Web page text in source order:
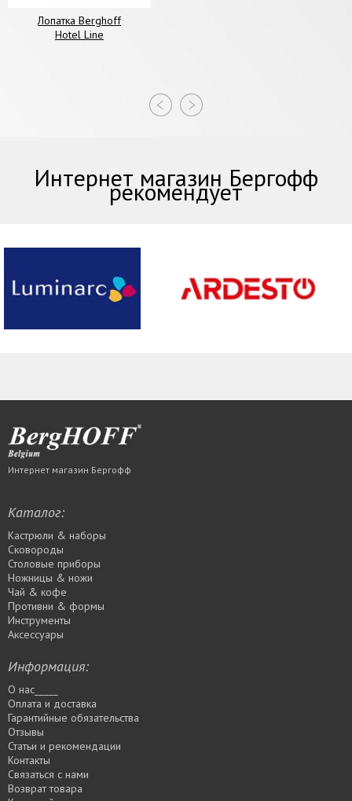
Лопатка Berghoff
Hotel Line
Интернет магазин Бергофф
рекомендует
Интернет магазин Бергофф
Каталог:
Кастрюли & наборы
Сковороды
Столовые приборы
Ножницы & ножи
Чай & кофе
Противни & формы
Инструменты
Аксессуары
Информация:
О нас_____
Оплата и доставка
Гарантийные обязательства
Отзывы
Статьи и рекомендации
Контакты
Связаться с нами
Возврат товара